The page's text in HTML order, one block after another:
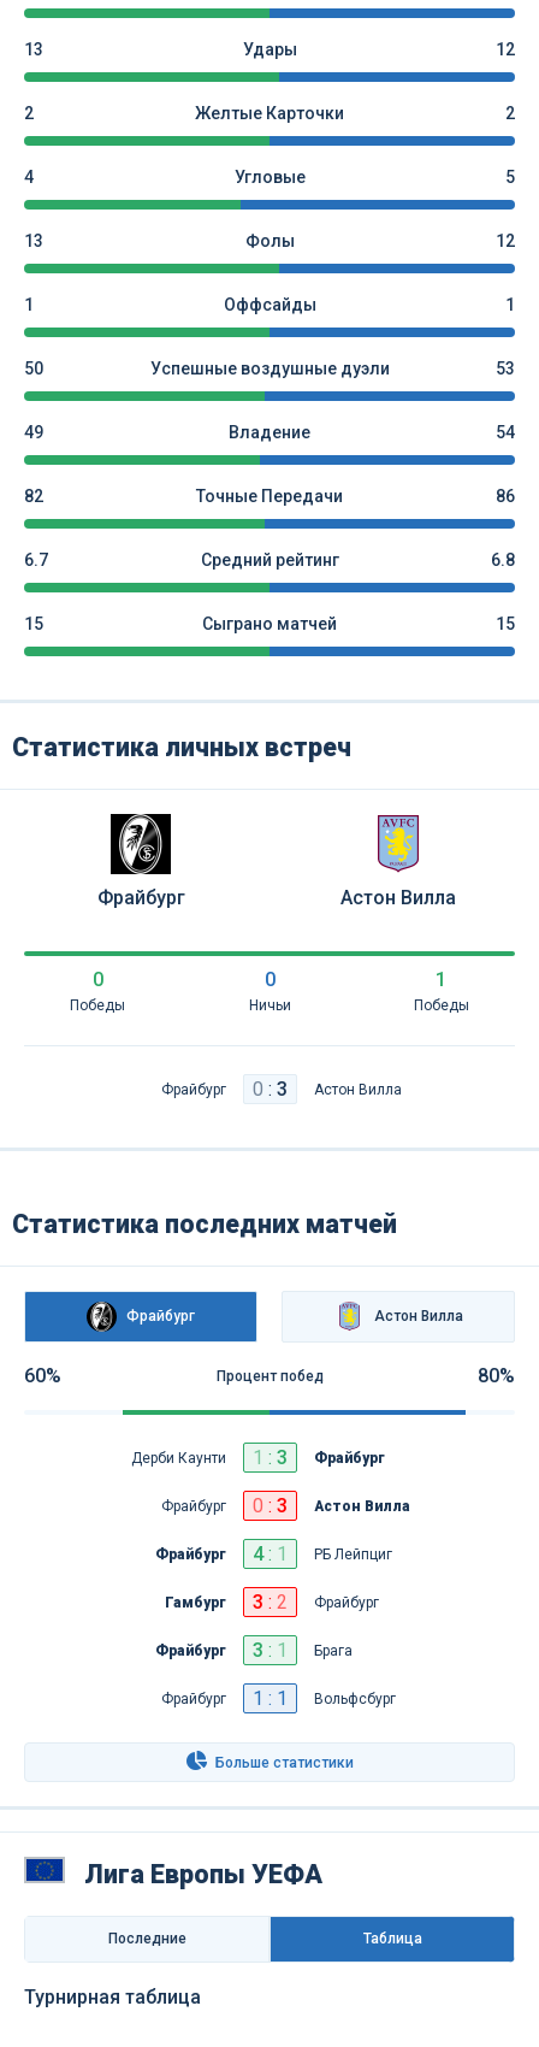
13 Удары 12
2 Желтые Карточки 2
4 Угловые 5
13 Фолы 12
1 Оффсайды 1
50 Успешные воздушные дуэли 53
49 Владение 54
82 Точные Передачи 86
6.7 Средний рейтинг 6.8
15 Сыграно матчей 15
Статистика личных встреч
Фрайбург
0
Победы
0
Ничьи
1
Победы
Астон Вилла
Фрайбург 0 : 3 Астон Вилла
Статистика последних матчей
Фрайбург Астон Вилла
60% Процент побед 80%
Дерби Каунти 1 : 3 Фрайбург
Фрайбург 0 : 3 Астон Вилла
Фрайбург 4: 1 РБ Лейпциг
Гамбург 3 : 2 Фрайбург
Фрайбург 3 : 1 Брага
Фрайбург 1 : 1 Вольфсбург
Больше статистики
Лига Европы УЕФА
Последниe Таблица
Турнирная таблица